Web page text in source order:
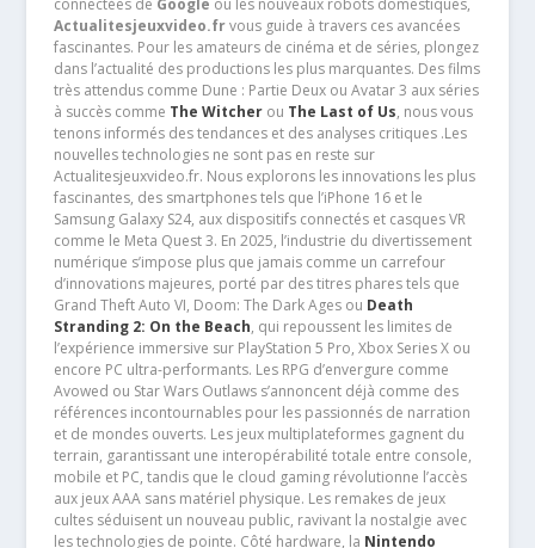
connectées de Google ou les nouveaux robots domestiques,
Actualitesjeuxvideo.frvous guide à travers ces avancées
fascinantes. Pour les amateurs de cinéma et de séries, plongez
dans l’actualité des productions les plus marquantes. Des films
très attendus comme Dune : Partie Deux ou Avatar 3 aux séries
à succès comme The Witcherou The Last of Us, nous vous
tenons informés des tendances et des analyses critiques .Les
nouvelles technologies ne sont pas en reste sur
Actualitesjeuxvideo.fr. Nous explorons les innovations les plus
fascinantes, des smartphones tels que l’iPhone 16 et le
Samsung Galaxy S24, aux dispositifs connectés et casques VR
comme le Meta Quest 3. En 2025, l’industrie du divertissement
numérique s’impose plus que jamais comme un carrefour
d’innovations majeures, porté par des titres phares tels que
Grand Theft Auto VI, Doom: The Dark Ages ou Death
Stranding 2: On the Beach, qui repoussent les limites de
l’expérience immersive sur PlayStation 5 Pro, Xbox Series X ou
encore PC ultra-performants. Les RPG d’envergure comme
Avowed ou Star Wars Outlaws s’annoncent déjà comme des
références incontournables pour les passionnés de narration
et de mondes ouverts. Les jeux multiplateformes gagnent du
terrain, garantissant une interopérabilité totale entre console,
mobile et PC, tandis que le cloud gaming révolutionne l’accès
aux jeux AAA sans matériel physique. Les remakes de jeux
cultes séduisent un nouveau public, ravivant la nostalgie avec
les technologies de pointe. Côté hardware, la Nintendo